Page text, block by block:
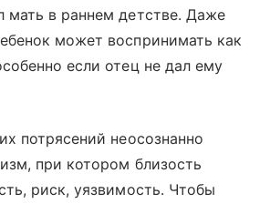
мать в раннем детстве. Даже
может воспринимать как
если отец не дал ему
потрясений неосознанно
при котором близость
риск, уязвимость. Чтобы